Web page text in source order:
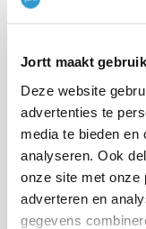
Jortt maakt
Deze website
advertenties te
media te bieden en
analyseren. Ook
onze site met onze
adverteren en
gegevens
hoogte, zodat je
VORIG ARTIKEL
←zakelijk
VOLGEND